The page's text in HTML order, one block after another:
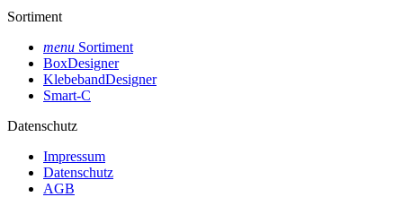
Sortiment
menu Sortiment
BoxDesigner
KlebebandDesigner
Smart-C
Datenschutz
Impressum
Datenschutz
AGB